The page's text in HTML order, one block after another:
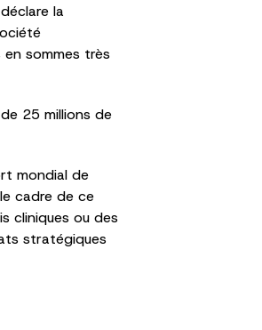
la
sommes très
25 millions de
mondial de
cadre de ce
cliniques ou des
stratégiques